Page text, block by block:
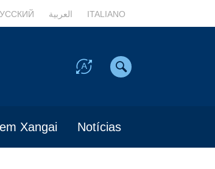
العربية ITALIANO
Xangai Notícias